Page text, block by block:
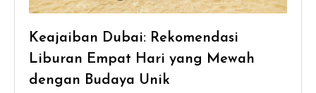
Keajaiban Dubai: Rekomendasi
Liburan Empat Hari yang Mewah
dengan Budaya Unik